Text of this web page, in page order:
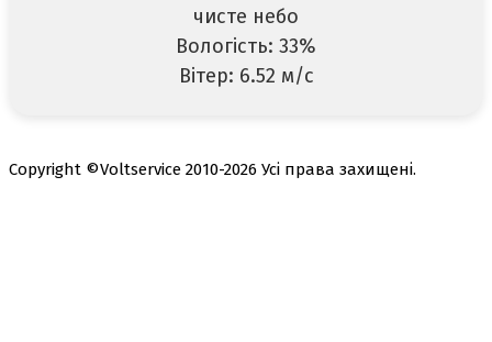
чисте небо
Вологість: 33%
Вітер: 6.52 м/с
Copyright ©Voltservice 2010-2026 Усі права захищені.